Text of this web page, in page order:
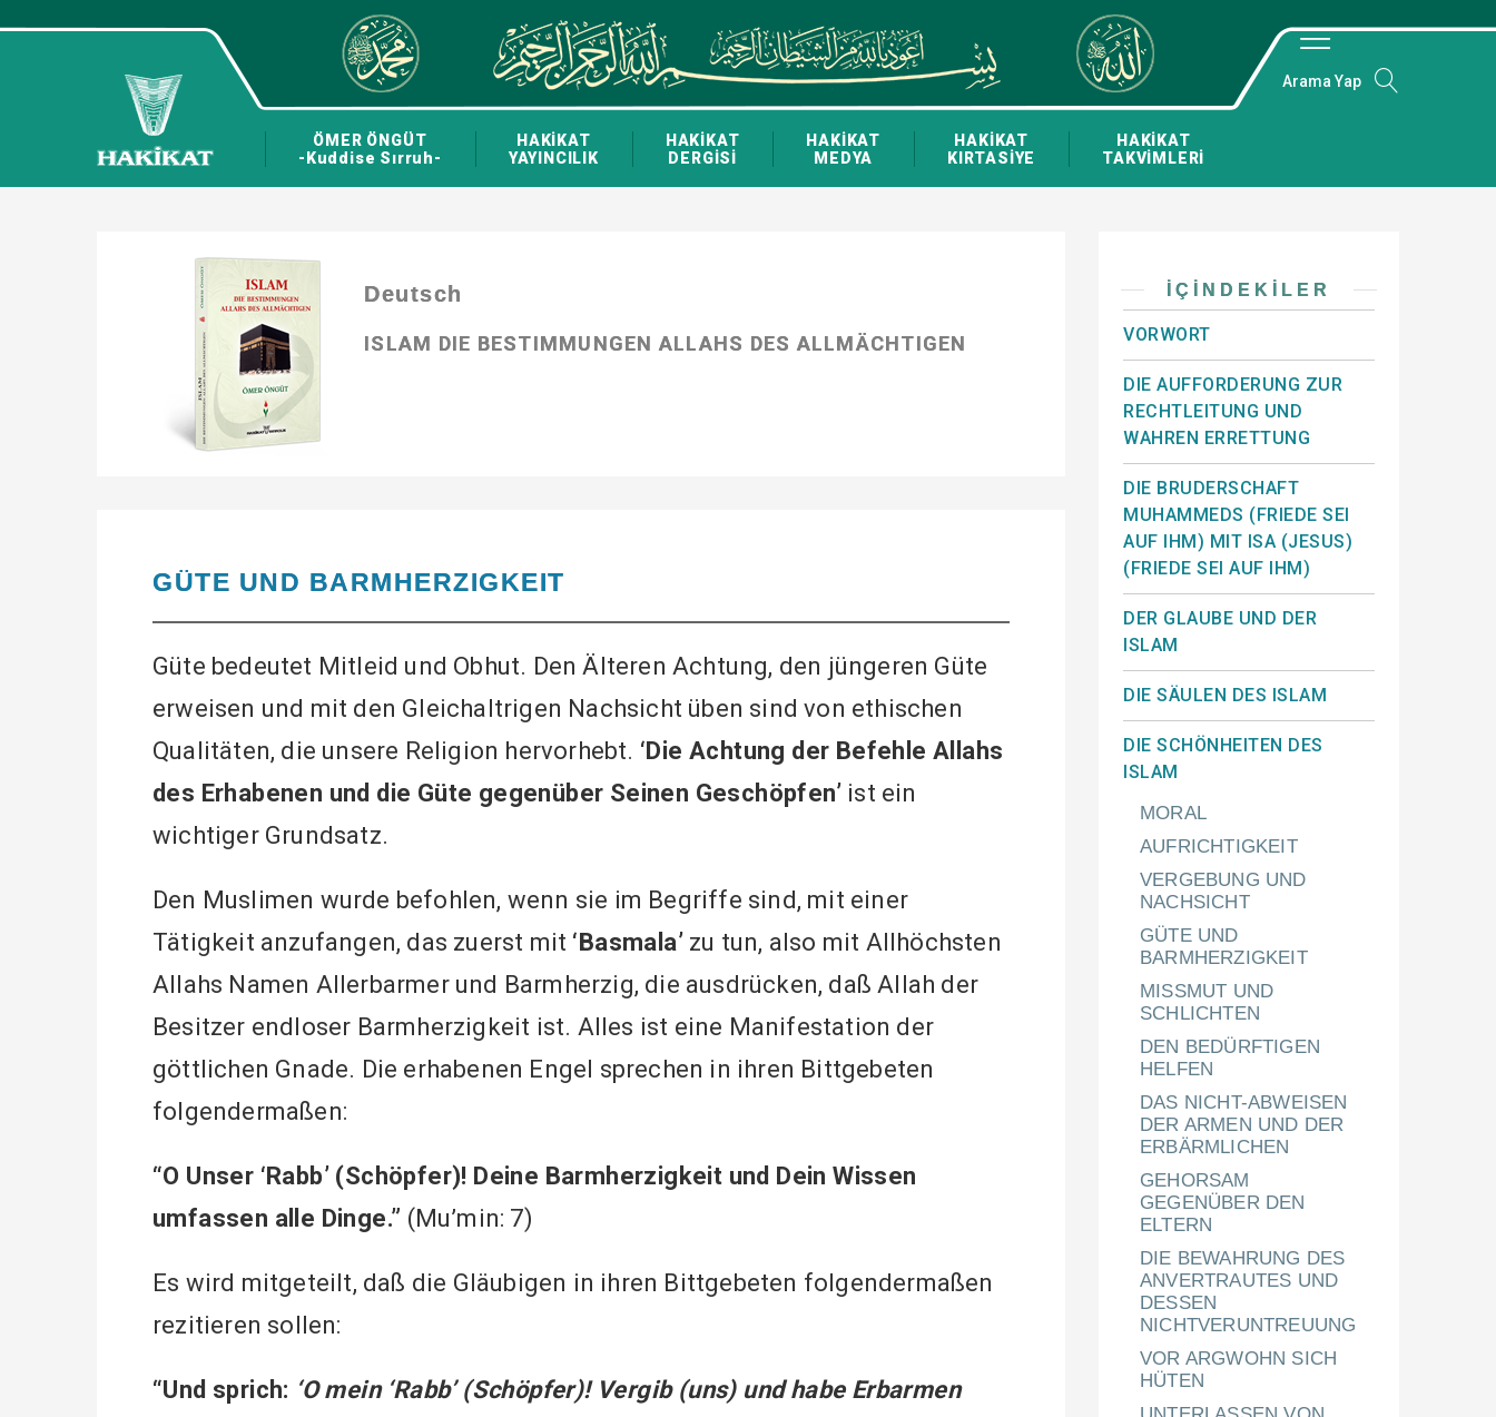
ÖMER ÖNGÜT
-Kuddise Sırruh-
HAKİKAT
YAYINCILIK
HAKİKAT
DERGİSİ
HAKİKAT
MEDYA
HAKİKAT
KIRTASİYE
HAKİKAT
TAKVİMLERİ
Arama Yap
Deutsch
ISLAM DIE BESTIMMUNGEN ALLAHS DES ALLMÄCHTIGEN
GÜTE UND BARMHERZIGKEIT
Güte bedeutet Mitleid und Obhut. Den Älteren Achtung, den jüngeren Güte
erweisen und mit den Gleichaltrigen Nachsicht üben sind von ethischen
Qualitäten, die unsere Religion hervorhebt. ‘Die Achtung der Befehle Allahs
des Erhabenen und die Güte gegenüber Seinen Geschöpfen’ ist ein
wichtiger Grundsatz.
Den Muslimen wurde befohlen, wenn sie im Begriffe sind, mit einer
Tätigkeit anzufangen, das zuerst mit ‘Basmala’ zu tun, also mit Allhöchsten
Allahs Namen Allerbarmer und Barmherzig, die ausdrücken, daß Allah der
Besitzer endloser Barmherzigkeit ist. Alles ist eine Manifestation der
göttlichen Gnade. Die erhabenen Engel sprechen in ihren Bittgebeten
folgendermaßen:
“O Unser ‘Rabb’ (Schöpfer)! Deine Barmherzigkeit und Dein Wissen
umfassen alle Dinge.” (Mu’min: 7)
Es wird mitgeteilt, daß die Gläubigen in ihren Bittgebeten folgendermaßen
rezitieren sollen:
“Und sprich: ‘O mein ‘Rabb’ (Schöpfer)! Vergib (uns) und habe Erbarmen
İÇINDEKILER
VORWORT
DIE AUFFORDERUNG ZUR
RECHTLEITUNG UND
WAHREN ERRETTUNG
DIE BRUDERSCHAFT
MUHAMMEDS (FRIEDE SEI
AUF IHM) MIT ISA (JESUS)
(FRIEDE SEI AUF IHM)
DER GLAUBE UND DER
ISLAM
DIE SÄULEN DES ISLAM
DIE SCHÖNHEITEN DES
ISLAM
MORAL
AUFRICHTIGKEIT
VERGEBUNG UND
NACHSICHT
GÜTE UND
BARMHERZIGKEIT
MISSMUT UND
SCHLICHTEN
DEN BEDÜRFTIGEN
HELFEN
DAS NICHT-ABWEISEN
DER ARMEN UND DER
ERBÄRMLICHEN
GEHORSAM
GEGENÜBER DEN
ELTERN
DIE BEWAHRUNG DES
ANVERTRAUTES UND
DESSEN
NICHTVERUNTREUUNG
VOR ARGWOHN SICH
HÜTEN